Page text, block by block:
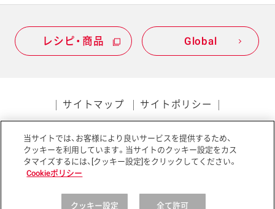
レシピ・商品 Global
サイトマップ サイトポリシー
ソーシャルメディアポリシー アクセシビリティ
当サイトでは、お客様により良いサービスを提供するため、
クッキーを利用しています。当サイトのクッキー設定をカス
タマイズするには、[クッキー設定]をクリックしてください。
Cookieポリシー
クッキー設定 全て許可